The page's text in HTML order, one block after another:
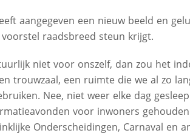
aangegeven een nieuw beeld en
raadsbreed steun krijgt.
niet voor onszelf, dan zou het
trouwzaal, een ruimte die we al zo
Nee, niet weer elke dag
voor inwoners
Onderscheidingen, Carnaval en